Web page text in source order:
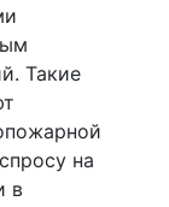
Такие
на
в